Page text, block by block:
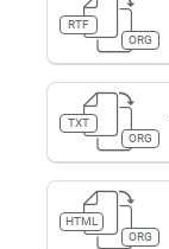
RTF
ORG
TXT
ORG
HTML
ORG